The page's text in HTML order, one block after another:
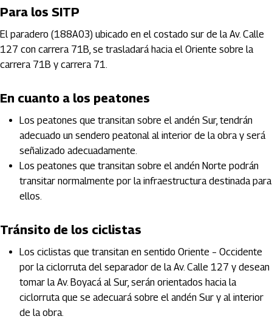
Para los SITP
El paradero (188A03) ubicado en el costado sur de la Av. Calle
127 con carrera 71B, se trasladará hacia el Oriente sobre la
carrera 71B y carrera 71.
En cuanto a los peatones
Los peatones que transitan sobre el andén Sur, tendrán
adecuado un sendero peatonal al interior de la obra y será
señalizado adecuadamente.
Los peatones que transitan sobre el andén Norte podrán
transitar normalmente por la infraestructura destinada para
ellos.
Tránsito de los ciclistas
Los ciclistas que transitan en sentido Oriente – Occidente
por la ciclorruta del separador de la Av. Calle 127 y desean
tomar la Av. Boyacá al Sur, serán orientados hacia la
ciclorruta que se adecuará sobre el andén Sur y al interior
de la obra.